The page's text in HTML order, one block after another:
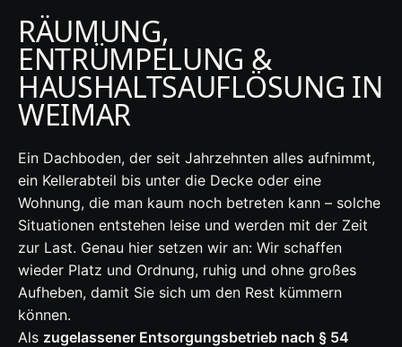
RÄUMUNG,
ENTRÜMPELUNG &
HAUSHALTSAUFLÖSUNG IN
WEIMAR
Ein Dachboden, der seit Jahrzehnten alles aufnimmt,
ein Kellerabteil bis unter die Decke oder eine
Wohnung, die man kaum noch betreten kann – solche
Situationen entstehen leise und werden mit der Zeit
zur Last. Genau hier setzen wir an: Wir schaffen
wieder Platz und Ordnung, ruhig und ohne großes
Aufheben, damit Sie sich um den Rest kümmern
können.
Als zugelassener Entsorgungsbetrieb nach § 54